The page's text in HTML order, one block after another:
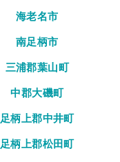
海老名市
南足柄市
三浦郡葉山町
中郡大磯町
足柄上郡中井町
足柄上郡松田町